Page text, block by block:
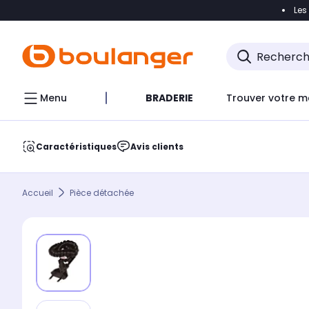
Accéder
Menu BRADERIE Trouver votre
Caractéristiques Avis clients
Accueil Pièce détachée